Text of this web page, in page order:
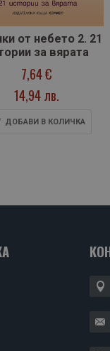
от небето 2. 21
за вярата
7,64 €
14,94 лв.
ДОБАВИ В КОЛИЧКА